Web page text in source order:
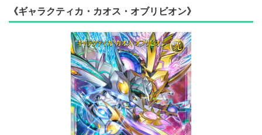
《ギャラクティカ・カオス・オブリビオン》